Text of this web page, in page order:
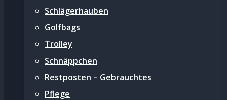
Schlägerhauben
Golfbags
Trolley
Schnäppchen
Restposten – Gebrauchtes
Pflege